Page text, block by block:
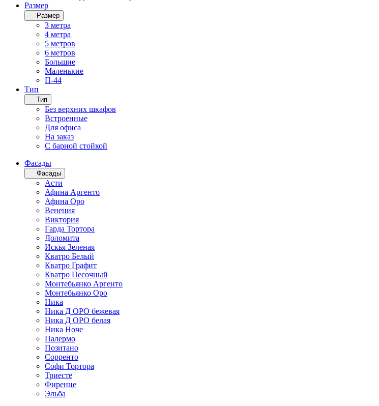
Размер
Размер
3 метра
4 метра
5 метров
6 метров
Большие
Маленькие
П-44
Тип
Тип
Без верхних шкафов
Встроенные
Для офиса
На заказ
С барной стойкой
Фасады
Фасады
Асти
Афина Аргенто
Афина Оро
Венеция
Виктория
Гарда Тортора
Доломита
Искья Зеленая
Кватро Белый
Кватро Графит
Кватро Песочный
Монтебьянко Аргенто
Монтебьянко Оро
Ника
Ника Д ОРО бежевая
Ника Д ОРО белая
Ника Ноче
Палермо
Позитано
Сорренто
Софи Тортора
Триесте
Фиренце
Эльба